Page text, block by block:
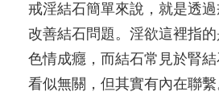
戒淫結石簡單來說，就是透
改善結石問題。淫欲這裡指
色情成癮，而結石常見於腎
看似無關，但其實有內在聯